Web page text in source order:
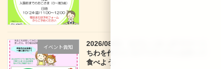
イベント告知
2026/08/03 なでしこきっず サマーう
ちわを作ろう♪＆アイスパフェを作って
食べよう♪